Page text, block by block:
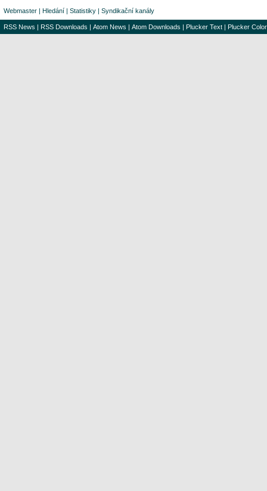
Webmaster | Hledání | Statistiky | Syndikační kanály
RSS News | RSS Downloads | Atom News | Atom Downloads | Plucker Text | Plucker Color